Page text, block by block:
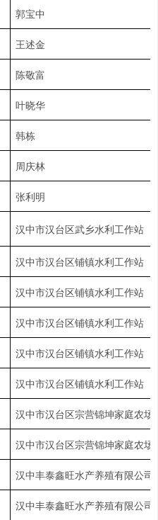
郭宝中
王述金
陈敬富
叶晓华
韩栋
周庆林
张利明
汉中市汉台区武乡水利工作站
汉中市汉台区铺镇水利工作站
汉中市汉台区铺镇水利工作站
汉中市汉台区铺镇水利工作站
汉中市汉台区铺镇水利工作站
汉中市汉台区铺镇水利工作站
汉中市汉台区宗营锦坤家庭农场
汉中市汉台区宗营锦坤家庭农场
汉中丰泰鑫旺水产养殖有限公司
汉中丰泰鑫旺水产养殖有限公司